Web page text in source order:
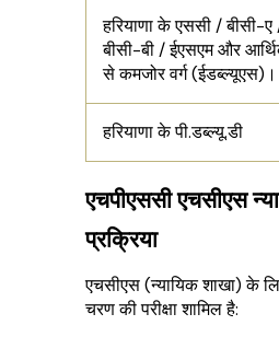
हरियाणा के एससी / बीसी-ए
बीसी-बी / ईएसएम और
से कमजोर वर्ग (ईडब्ल्यूएस)।
हरियाणा के पी.डब्ल्यू.डी
एचपीएससी एचसीएस
प्रक्रिया
एचसीएस (न्यायिक शाखा) के
चरण की परीक्षा शामिल है: